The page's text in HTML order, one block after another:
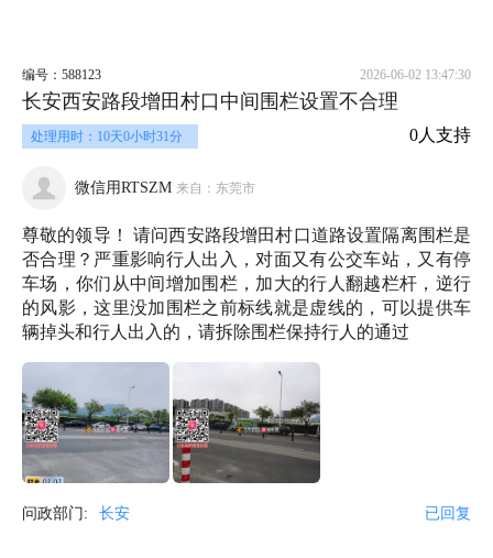
编号：588123 2026-06-02 13:47:30
长安西安路段增田村口中间围栏设置不合理
处理用时：10天0小时31分 0人支持
微信用RTSZM 来自：东莞市
尊敬的领导！ 请问西安路段增田村口道路设置隔离围栏是
否合理？严重影响行人出入，对面又有公交车站，又有停
车场，你们从中间增加围栏，加大的行人翻越栏杆，逆行
的风影，这里没加围栏之前标线就是虚线的，可以提供车
辆掉头和行人出入的，请拆除围栏保持行人的通过
问政部门: 长安 已回复